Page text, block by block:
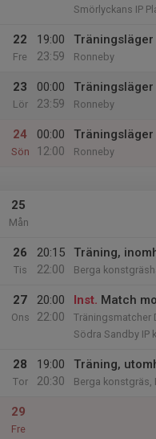
Smörlyckans IP
22
Fre
19:00
23:59
Träningsläger
Ronneby
23
Lör
00:00
23:59
Träningsläger
Ronneby
24
Sön
00:00
12:00
Träningsläger
Ronneby
25
Mån
26
Tis
20:15
22:00
Träning,
Berga
27
Ons
20:00
22:00
Inst. Match
Träningsmatcher
Södra Sandby IP
28
Tor
19:00
20:30
Träning,
Berga konstgräs,
29
Fre